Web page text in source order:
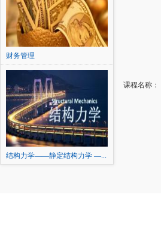
财务管理
结构力学——静定结构力学 —...
课程名称：